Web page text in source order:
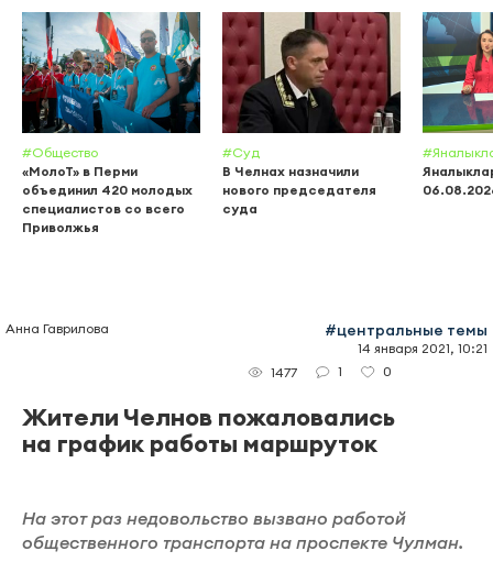
#Общество
«МолоТ» в Перми
объединил 420 молодых
специалистов со всего
Приволжья
#Суд
В Челнах назначили
нового председателя
суда
Анна Гаврилова #центральные темы
14 января 2021, 10:21
1477
1 0
Жители Челнов пожаловались
на график работы маршруток
На этот раз недовольство вызвано работой
общественного транспорта на проспекте Чулман.